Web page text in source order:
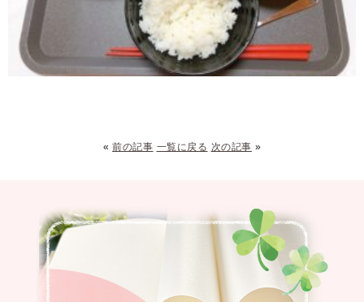
«前の記事 一覧に戻る 次の記事 »